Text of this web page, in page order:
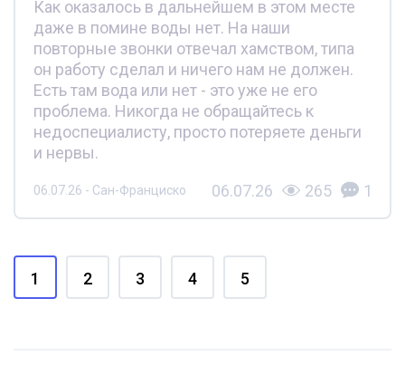
Как оказалось в дальнейшем в этом месте
даже в помине воды нет. На наши
повторные звонки отвечал хамством, типа
он работу сделал и ничего нам не должен.
Есть там вода или нет - это уже не его
проблема. Никогда не обращайтесь к
недоспециалисту, просто потеряете деньги
и нервы.
06.07.26 - Сан-Франциско 06.07.26 265 1
1 2 3 4 5